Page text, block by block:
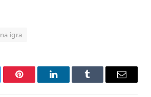
igra
Pinterest LinkedInTumblr Email